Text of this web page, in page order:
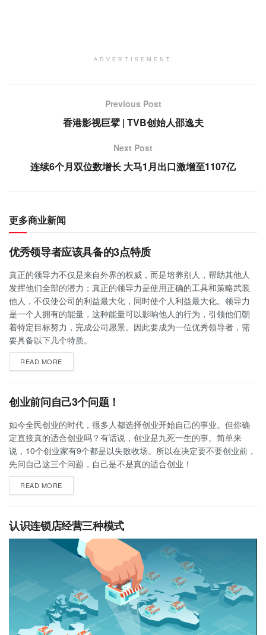
ADVERTISEMENT
Previous Post
香港影视巨擘 | TVB创始人邵逸夫
Next Post
连续6个月双位数增长 大马1月出口激增至1107亿
更多商业新闻
优秀领导者应该具备的3点特质
真正的领导力不仅是来自外界的权威，而是培养别人，帮助其他人
发挥他们全部的潜力；真正的领导力是使用正确的工具和策略武装
他人，不仅使公司的利益最大化，同时使个人利益最大化。领导力
是一个人拥有的能量，这种能量可以影响他人的行为，引领他们朝
着特定目标努力，完成公司愿景。因此要成为一位优秀领导者，需
要具备以下几个特质。
READ MORE
创业前问自己3个问题！
如今全民创业的时代，很多人都选择创业开始自己的事业。但你确
定直接真的适合创业吗？有话说，创业是九死一生的事。简单来
说，10个创业家有9个都是以失败收场。所以在决定要不要创业前，
先问自己这三个问题，自己是不是真的适合创业！
READ MORE
认识连锁店经营三种模式